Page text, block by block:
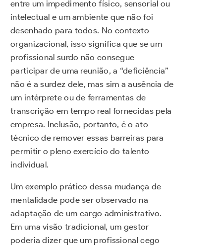
entre um impedimento físico, sensorial ou
intelectual e um ambiente que não foi
desenhado para todos. No contexto
organizacional, isso significa que se um
profissional surdo não consegue
participar de uma reunião, a “deficiência”
não é a surdez dele, mas sim a ausência de
um intérprete ou de ferramentas de
transcrição em tempo real fornecidas pela
empresa. Inclusão, portanto, é o ato
técnico de remover essas barreiras para
permitir o pleno exercício do talento
individual.
Um exemplo prático dessa mudança de
mentalidade pode ser observado na
adaptação de um cargo administrativo.
Em uma visão tradicional, um gestor
poderia dizer que um profissional cego